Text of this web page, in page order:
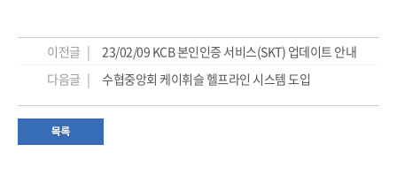
이전글 |
23/02/09 KCB 본인인증 서비스(SKT) 업데이트 안내
다음글 |
수협중앙회 케이휘슬 헬프라인 시스템 도입